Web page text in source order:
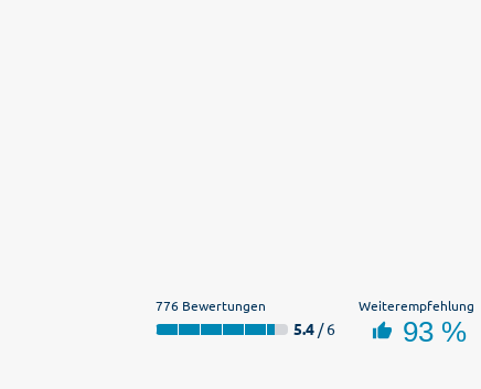
776 Bewertungen
5.4 / 6
Weiterempfehlung
93 %